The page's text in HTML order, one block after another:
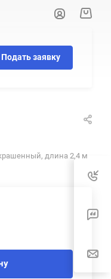
Подать заявку
длина 2,4 м